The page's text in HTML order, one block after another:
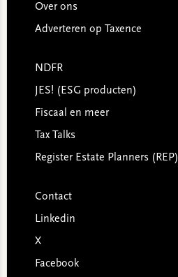
Over ons
Adverteren op Taxence
NDFR
JES! (ESG producten)
Fiscaal en meer
Tax Talks
Register Estate Planners (REP)
Contact
Linkedin
X
Facebook